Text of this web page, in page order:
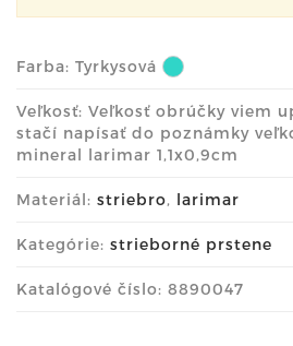
Farba: Tyrkysová
Veľkosť: Veľkosť obrúčky viem
stačí napísať do poznámky
mineral larimar 1,1x0,9cm
Materiál: striebro, larimar
Kategórie: strieborné prstene
Katalógové číslo: 8890047